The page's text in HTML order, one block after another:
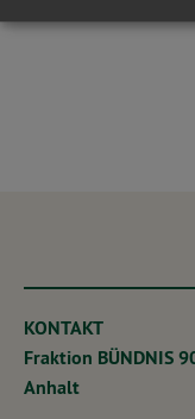
KONTAKT
Fraktion BÜNDNIS
Anhalt